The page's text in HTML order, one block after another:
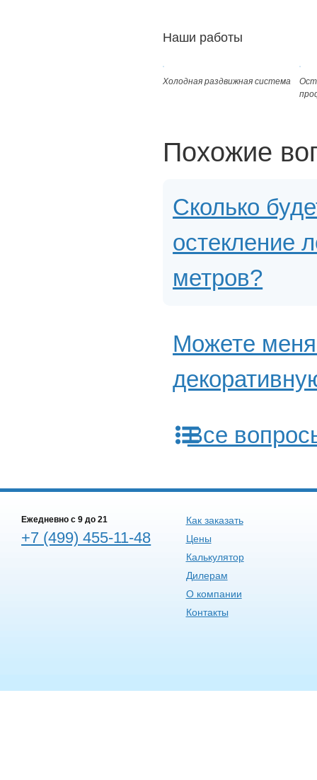
Наши работы
Холодная раздвижная система
Похожие
Сколько
остекление
метров?
Можете
Все
Ежедневно c 9 до 21
+7 (499) 455-11-48
Как заказать
Цены
Калькулятор
Дилерам
О компании
Контакты